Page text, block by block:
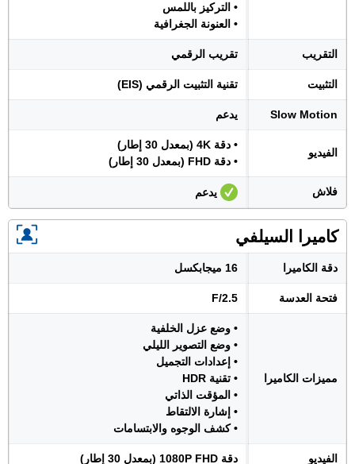
• التركيز باللمس
• العنونة الجغرافية
التقريب تقريب الرقمي
التثبيت تقنية التثبيت الرقمي (EIS)
Slow Motion يدعم
الفيديو
• دقة 4K (بمعدل 30 إطار)
• دقة FHD (بمعدل 30 إطار)
فلاش يدعم
كاميرا السيلفي
دقة الكاميرا 16 ميجابكسل
فتحة العدسة F/2.5
مميزات الكاميرا
• وضع عزل الخلفية
• وضع التصوير الليلي
• إعدادات التجميل
• تقنية HDR
• المؤقت الذاتي
• إشارة الالتقاط
• كشف الوجوه والابتسامات
الفيديو دقة 1080P FHD (بمعدل 30 إطار)